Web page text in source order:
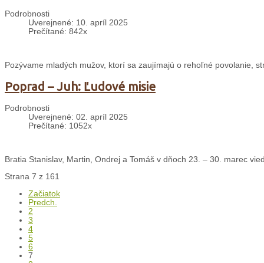
Podrobnosti
Uverejnené: 10. apríl 2025
Prečítané: 842x
Pozývame mladých mužov, ktorí sa zaujímajú o rehoľné povolanie,
Poprad – Juh: Ľudové misie
Podrobnosti
Uverejnené: 02. apríl 2025
Prečítané: 1052x
Bratia Stanislav, Martin, Ondrej a Tomáš v dňoch 23. – 30. marec
Strana 7 z 161
Začiatok
Predch.
2
3
4
5
6
7